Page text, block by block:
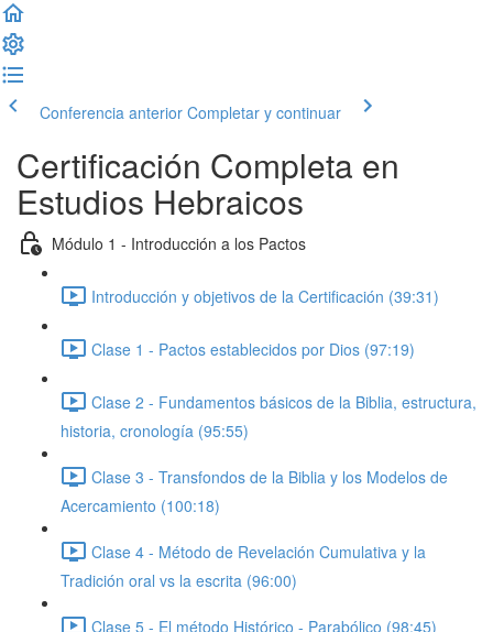
Conferencia anterior Completar y continuar
Certificación Completa en
Estudios Hebraicos
Módulo 1 - Introducción a los Pactos
Introducción y objetivos de la Certificación (39:31)
Clase 1 - Pactos establecidos por Dios (97:19)
Clase 2 - Fundamentos básicos de la Biblia, estructura,
historia, cronología (95:55)
Clase 3 - Transfondos de la Biblia y los Modelos de
Acercamiento (100:18)
Clase 4 - Método de Revelación Cumulativa y la
Tradición oral vs la escrita (96:00)
Clase 5 - El método Histórico - Parabólico (98:45)